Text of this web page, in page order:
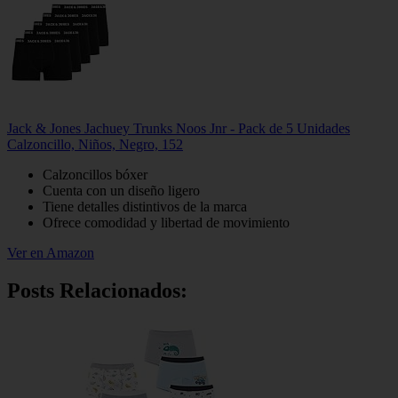
Jack & Jones Jachuey Trunks Noos Jnr - Pack de 5 Unidades
Calzoncillo, Niños, Negro, 152
Calzoncillos bóxer
Cuenta con un diseño ligero
Tiene detalles distintivos de la marca
Ofrece comodidad y libertad de movimiento
Ver en Amazon
Posts Relacionados: